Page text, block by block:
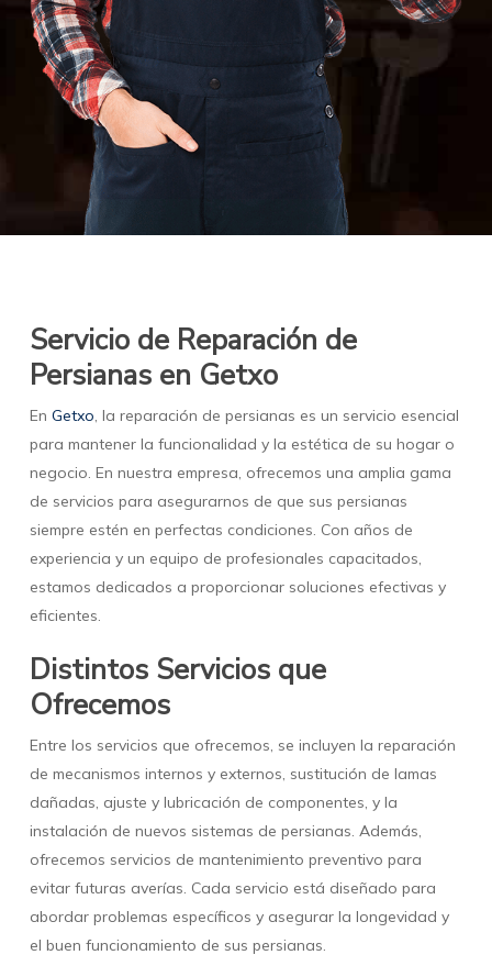
Servicio de Reparación de
Persianas en Getxo
En Getxo, la reparación de persianas es un servicio esencial
para mantener la funcionalidad y la estética de su hogar o
negocio. En nuestra empresa, ofrecemos una amplia gama
de servicios para asegurarnos de que sus persianas
siempre estén en perfectas condiciones. Con años de
experiencia y un equipo de profesionales capacitados,
estamos dedicados a proporcionar soluciones efectivas y
eficientes.
Distintos Servicios que
Ofrecemos
Entre los servicios que ofrecemos, se incluyen la reparación
de mecanismos internos y externos, sustitución de lamas
dañadas, ajuste y lubricación de componentes, y la
instalación de nuevos sistemas de persianas. Además,
ofrecemos servicios de mantenimiento preventivo para
evitar futuras averías. Cada servicio está diseñado para
abordar problemas específicos y asegurar la longevidad y
el buen funcionamiento de sus persianas.